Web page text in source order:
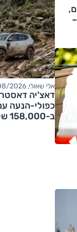
אלי שאולי, 09/08/2026
דאצ'יה דאסטר
כפולי-הנעה
ב-158,000 שקלים